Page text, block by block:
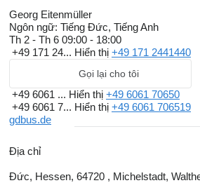
Georg Eitenmüller
Ngôn ngữ: Tiếng Đức, Tiếng Anh
Th 2 - Th 6 09:00 - 18:00
+49 171 24... Hiển thị +49 171 2441440
Gọi lại cho tôi
+49 6061 ... Hiển thị +49 6061 70650
+49 6061 7... Hiển thị +49 6061 706519
gdbus.de
Địa chỉ
Đức, Hessen, 64720 , Michelstadt,